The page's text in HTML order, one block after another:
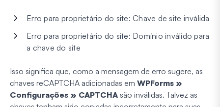
Erro para proprietário do site: Chave de site inválida
Erro para proprietário do site: Domínio inválido para
a chave do site
Isso significa que, como a mensagem de erro sugere, as
chaves reCAPTCHA adicionadas em WPForms »
Configurações » CAPTCHA são inválidas. Talvez as